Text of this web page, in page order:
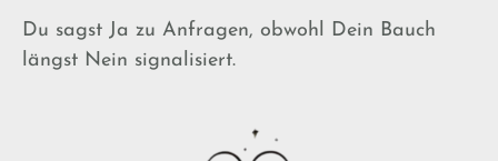
Du sagst Ja zu Anfragen, obwohl Dein Bauch
längst Nein signalisiert.